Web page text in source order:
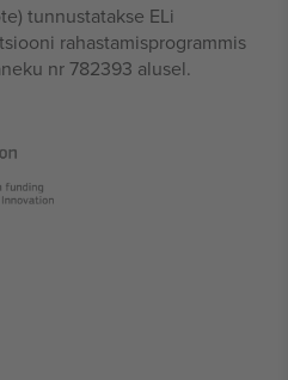
tunnustatakse ELi
rahastamisprogrammis
nr 782393 alusel.